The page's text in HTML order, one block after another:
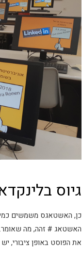
גיוס
כן, האשטאגס משמשים
את הפוסט באופן ציבורי,